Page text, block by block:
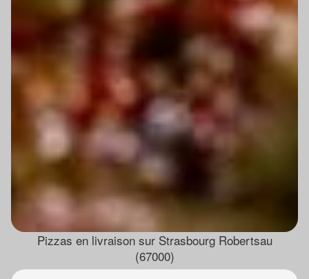
Pizzas en livraison sur Strasbourg Robertsau
(67000)